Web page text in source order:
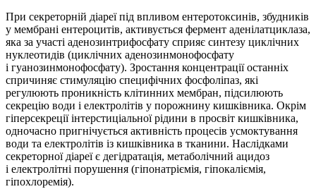
При секреторній діареї під впливом ентеротоксинів, збудників
у мембрані ентероцитів, активується фермент аденілатциклаза,
яка за участі аденозинтрифосфату сприяє синтезу циклічних
нуклеотидів (циклічних аденозинмонофосфату
і гуанозинмонофосфату). Зростання концентрації останніх
спричиняє стимуляцію специфічних фосфоліпаз, які
регулюють проникність клітинних мембран, підсилюють
секрецію води і електролітів у порожнину кишківника. Окрім
гіперсекреції інтерстиціальної рідини в просвіт кишківника,
одночасно пригнічується активність процесів усмоктування
води та електролітів із кишківника в тканини. Наслідками
секреторної діареї є дегідратація, метаболічний ацидоз
і електролітні порушення (гіпо­натріємія, гіпокаліємія,
гіпохлоремія).